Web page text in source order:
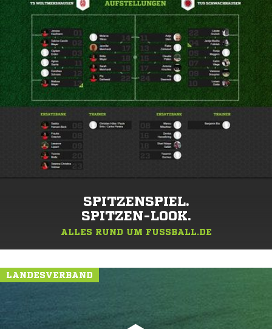
SPITZENSPIEL.
SPITZEN-LOOK.
ALLES RUND UM FUSSBALL.DE
LANDESVERBAND